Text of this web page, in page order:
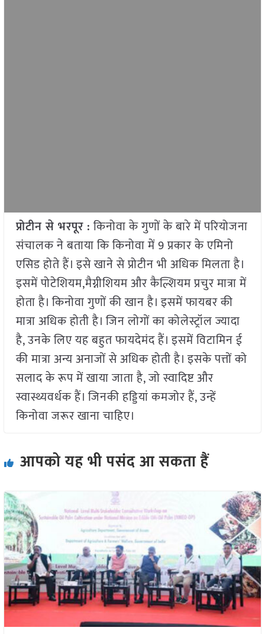
प्रोटीन से भरपूर :किनोवा के गुणों के बारे में परियोजना
संचालक ने बताया कि किनोवा में 9 प्रकार के एमिनो
एसिड होते हैं। इसे खाने से प्रोटीन भी अधिक मिलता है।
इसमें पोटेशियम,मैग्नीशियम और कैल्शियम प्रचुर मात्रा में
होता है। किनोवा गुणों की खान है। इसमें फायबर की
मात्रा अधिक होती है। जिन लोगों का कोलेस्ट्रॉल ज्यादा
है, उनके लिए यह बहुत फायदेमंद हैं। इसमें विटामिन ई
की मात्रा अन्य अनाजों से अधिक होती है। इसके पत्तों को
सलाद के रूप में खाया जाता है, जो स्वादिष्ट और
स्वास्थ्यवर्धक हैं। जिनकी हड्डियां कमजोर हैं, उन्हें
किनोवा जरूर खाना चाहिए।
आपको यह भी पसंद आ सकता हैं